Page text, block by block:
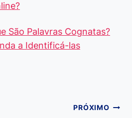
São Palavras Cognatas?
a Identificá-las
PRÓXIMO